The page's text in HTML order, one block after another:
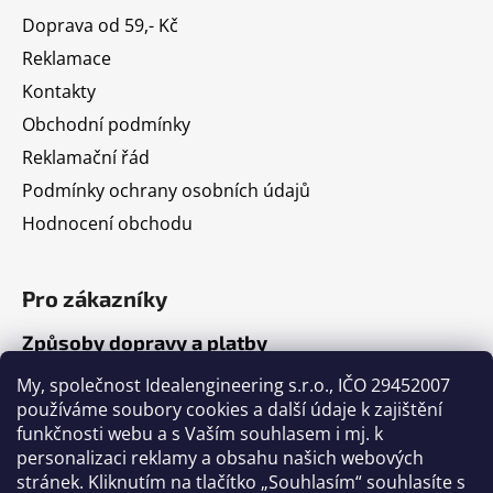
My, společnost Idealengineering s.r.o., IČO 29452007
používáme soubory cookies a další údaje k zajištění
funkčnosti webu a s Vaším souhlasem i mj. k
personalizaci reklamy a obsahu našich webových
stránek. Kliknutím na tlačítko „Souhlasím“ souhlasíte s
Doprava od 59,- Kč
Reklamace
Kontakty
Obchodní podmínky
Reklamační řád
Podmínky ochrany osobních údajů
Hodnocení obchodu
Pro zákazníky
Způsoby dopravy a platby
Jak nakupovat
Články